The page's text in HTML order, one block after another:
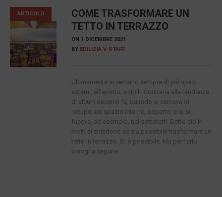
ARTICOLO
COME TRASFORMARE UN
TETTO IN TERRAZZO
ON 1 DICEMBRE 2021
BY EDILIZIA V-STAFF
Ultimamente si cercano sempre di più spazi
esterni, all’aperto, vivibili. Contraria alla tendenza
di alcuni decenni fa, quando si cercava di
recuperare spazio interno, coperto, e lo si
faceva, ad esempio, nei sottotetti. Detto ciò in
molti si chiedono se sia possibile trasformare un
tetto in terrazzo. Sì, è possibile. Ma per farlo
bisogna seguire...